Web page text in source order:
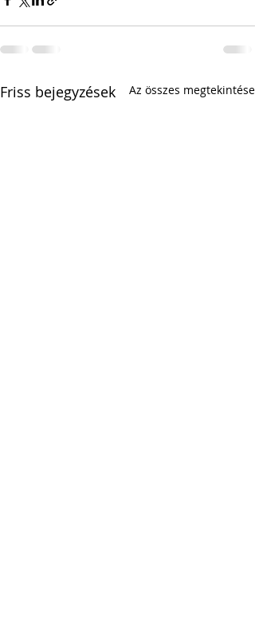
Friss bejegyzések Az összes megtekintése